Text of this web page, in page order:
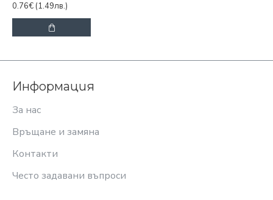
0.76€ (1.49лв.)
Информация
За нас
Връщане и замяна
Контакти
Често задавани въпроси